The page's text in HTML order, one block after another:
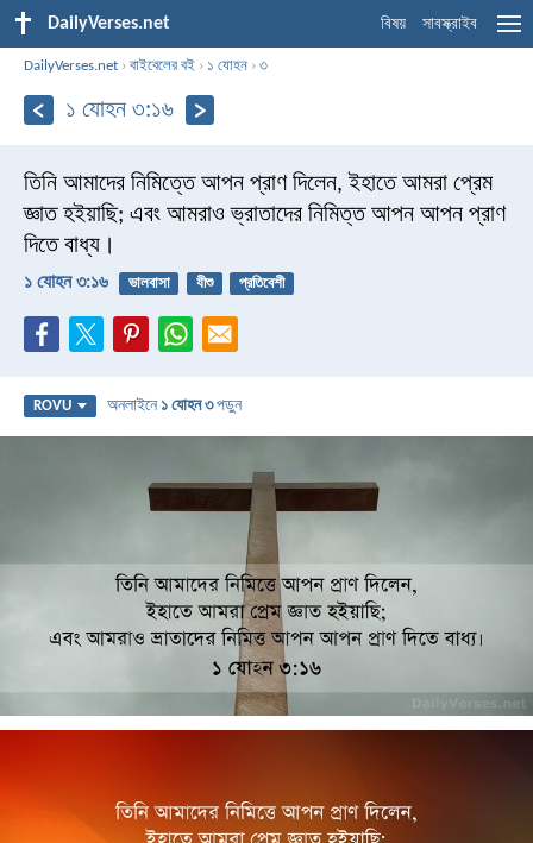
DailyVerses.net বিষয় সাবস্ক্রাইব
DailyVerses.net ›বাইবেলের বই › ১ যোহন ›৩
১ যোহন ৩:১৬
তিনি আমাদের নিমিত্তে আপন প্রাণ দিলেন, ইহাতে আমরা প্রেম
জ্ঞাত হইয়াছি; এবং আমরাও ভ্রাতাদের নিমিত্ত আপন আপন প্রাণ
দিতে বাধ্য।
১ যোহন ৩:১৬ ভালবাসা যীশু প্রতিবেশী
ROVU অনলাইনে ১ যোহন ৩পড়ুন